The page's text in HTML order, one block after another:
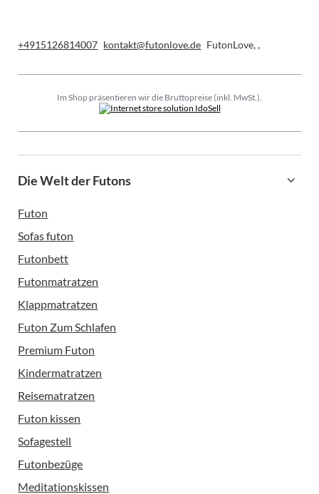
+4915126814007 kontakt@futonlove.de FutonLove,,
Im Shop präsentieren wir die Bruttopreise (inkl. MwSt.).
Die Welt der Futons
Futon
Sofas futon
Futonbett
Futonmatratzen
Klappmatratzen
Futon Zum Schlafen
Premium Futon
Kindermatratzen
Reisematratzen
Futon kissen
Sofagestell
Futonbezüge
Meditationskissen